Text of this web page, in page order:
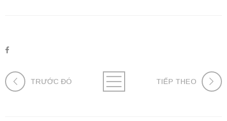
TRƯỚC ĐÓ TIẾP THEO